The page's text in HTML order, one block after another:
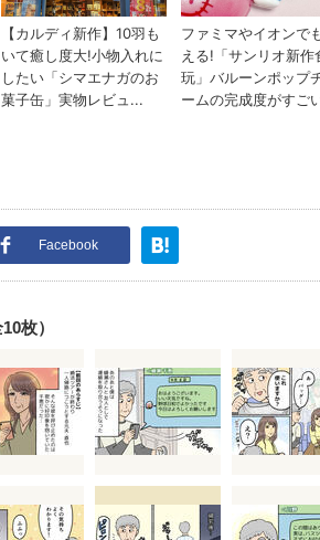
Facebook
枚）